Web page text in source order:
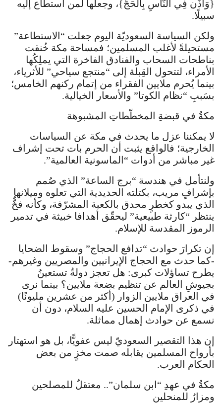
{وَأَذِّن فِي النَّاسِ بِالْحَجِّ}، وجعلها لمن استطاع إليه
سبيلًا.
ولكن السياسة السعوديّة اليوم جعلت “الاستطاعة”
مستحيلةً لأغلب المسلمين؛ فمساحة مكة خُنقت
بناطحات السحاب والفنادق الفاخرة التي يملِكُها
الأمراء، لتتحول القِبلة إلى “منتجع سياحي” للأثرياء،
بينما يُحرم ملايين الفقراء من إتمام ركنهم الخامس؛
بسَببِ “نظام الكوتا” والأسعار الخيالية.
مكةُ في قبضةِ المخطّطاتِ المشبوهة
لا يمكننا عزل ما يحدث في مكة عن السياسات
الخارجية؛ فالواقع يثبت أن الحرم بات تحت إشراف
غير مباشر من أدوات “الماسونية العالمية”.
ولنتأمل في هندسة “برج الساعة” الذي صُمم
بإشرافٍ مريب، بكتلته الحديدية التي تعلوه وميلانها
الذي يبدو كخطرٍ محدق بالكعبة المشرّفة، وكأنه فخٌّ
ينتظر “كارثة طبيعية” ليحقّق أهدافا خبيثة في تدمير
الرموز المقدسة للإسلام.
إن تكرارَ حوادث “تدافع الحجاج” وسقوط الضحايا
-كما حدث مع الحجاج الإيرانيين والمصريين وغيرهم-
يطرح تساؤلات كبرى: هل تعجز دولةٌ تستعينُ
بجيوشِ العالم عن تنظيم بضعة ملايين؟ بينما نرى
في العراق ملايين الزوار (أكثر من عشرين مليونًا)
في ذكرى الإمام الحسين عليه السلام، دون أن
نسمع عن حوادث إهمال مماثلة.
إن هذا التقصير السعوديّ ليس عفويًّا، بل هو استهتار
بأرواح المسلمين يقابله صمت مخزٍ من بعض
الحكام العرب.
مكةُ في عهدِ “ابن سلمان”.. معتقلٌ للمصلحين
ومزارٌ للمنحلين